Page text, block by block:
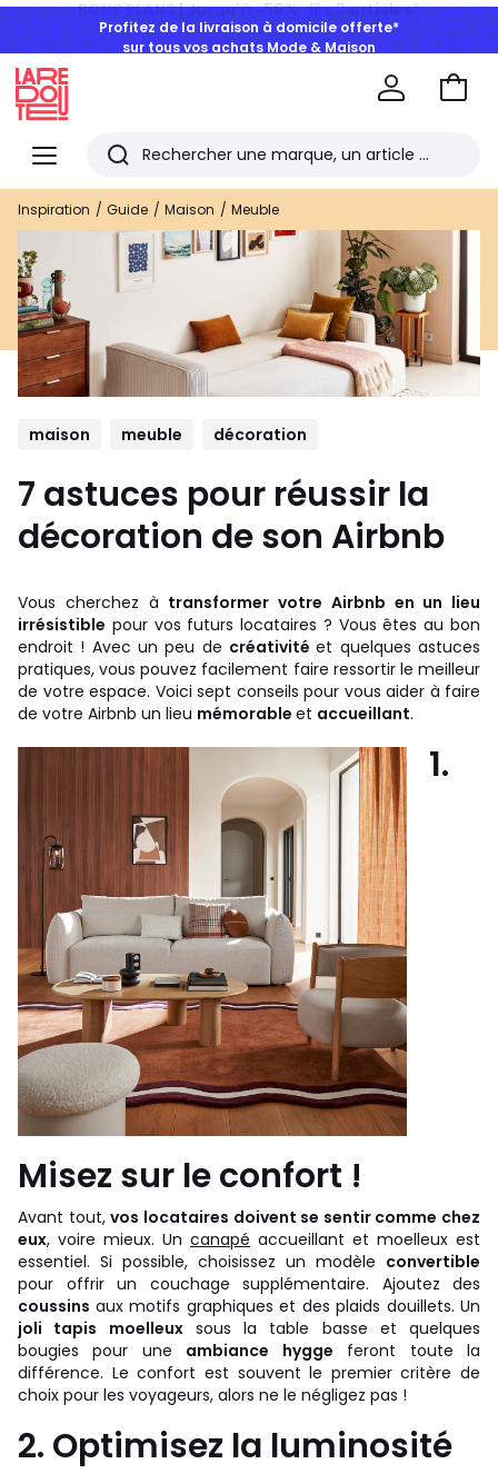
Profitez de la livraison à domicile offerte*
sur tous vos achats Mode & Maison
Menu
Redoute
Rechercher
Les
derniers
articles
consultés
Aller
Inspiration Guide Maison Meuble
maison meuble décoration
7 astuces pour réussir la
décoration de son Airbnb
Vous cherchez à transformer votre Airbnb en un lieu
irrésistible pour vos futurs locataires ? Vous êtes au bon
endroit ! Avec un peu de créativitéet quelques astuces
pratiques, vous pouvez facilement faire ressortir le meilleur
de votre espace. Voici sept conseils pour vous aider à faire
de votre Airbnb un lieu mémorable et accueillant.
1.
Misez sur le confort !
Avant tout,vos locataires doivent se sentir comme chez
eux, voire mieux. Un canapé accueillant et moelleux est
essentiel. Si possible, choisissez un modèle convertible
pour offrir un couchage supplémentaire. Ajoutez des
coussins aux motifs graphiques et des plaids douillets. Un
joli tapis moelleuxsous la table basse et quelques
bougies pour une ambiance hygge feront toute la
différence. Le confort est souvent le premier critère de
choix pour les voyageurs, alors ne le négligez pas !
2. Optimisez la luminosité